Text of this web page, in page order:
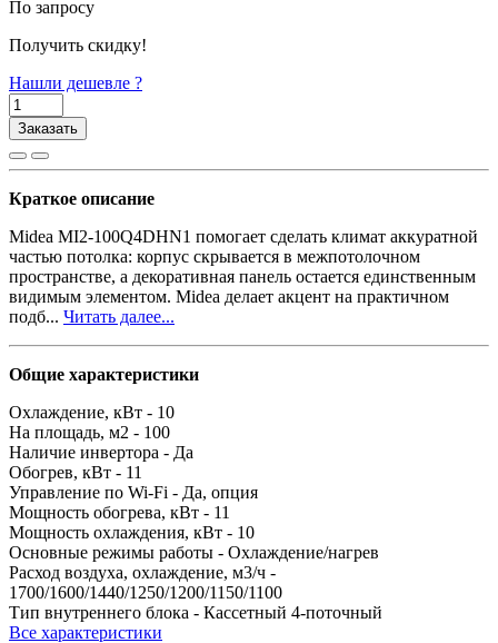
По запросу
Получить скидку!
Нашли дешевле ?
Заказать
Краткое описание
Midea MI2-100Q4DHN1 помогает сделать климат аккуратной
частью потолка: корпус скрывается в межпотолочном
пространстве, а декоративная панель остается единственным
видимым элементом. Midea делает акцент на практичном
подб... Читать далее...
Общие характеристики
Охлаждение, кВт - 10
На площадь, м2 - 100
Наличие инвертора - Да
Обогрев, кВт - 11
Управление по Wi-Fi - Да, опция
Мощность обогрева, кВт - 11
Мощность охлаждения, кВт - 10
Основные режимы работы - Охлаждение/нагрев
Расход воздуха, охлаждение, м3/ч -
1700/1600/1440/1250/1200/1150/1100
Тип внутреннего блока - Кассетный 4-поточный
Все характеристики